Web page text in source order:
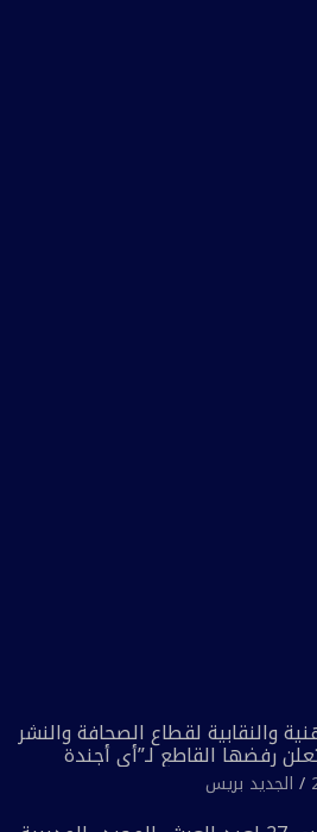
والنقابية لقطاع الصحافة والنشر
رفضها القاطع لـ”أي أجندة
على مقاس سياسي ومصلحي
الجديد بريس